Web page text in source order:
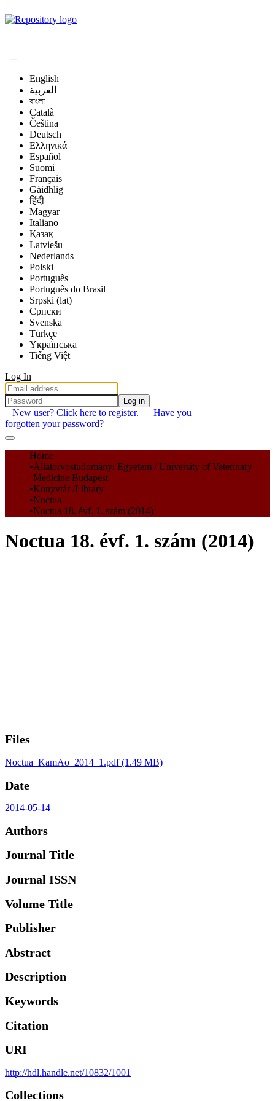
English
العربية
বাংলা
Català
Čeština
Deutsch
Ελληνικά
Español
Suomi
Français
Gàidhlig
हिंदी
Magyar
Italiano
Қазақ
Latviešu
Nederlands
Polski
Português
Português do Brasil
Srpski (lat)
Српски
Svenska
Türkçe
Yкраї́нська
Tiếng Việt
Log In
Log in
New user? Click here to register.
Have you
forgotten your password?
Communities & Collections
All of DSpace
Statistics
Home
Állatorvostudományi Egyetem / University of Veterinary
Medicine Budapest
Könyvtár /Library
Noctua
Noctua 18. évf. 1. szám (2014)
Noctua 18. évf. 1. szám (2014)
Files
Noctua_KamAo_2014_1.pdf(1.49 MB)
Date
2014-05-14
Authors
Journal Title
Journal ISSN
Volume Title
Publisher
Abstract
Description
Keywords
Citation
URI
http://hdl.handle.net/10832/1001
Collections